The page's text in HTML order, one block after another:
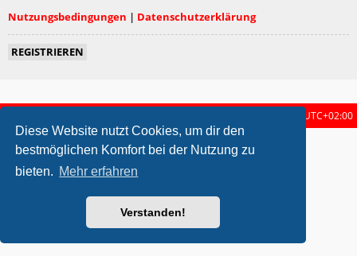
Diese Website nutzt Cookies, um dir den
bestmöglichen Komfort bei der Nutzung zu
bieten. Mehr erfahren
Verstanden!
Nutzungsbedingungen | Datenschutzerklärung
REGISTRIEREN
UTC+02:00
metrolike style by Eric Seguin Updated for phpBB3.2 by
Powered byphpBB ® Forum Software © phpBB Limited
Deutsche Übersetzung durch